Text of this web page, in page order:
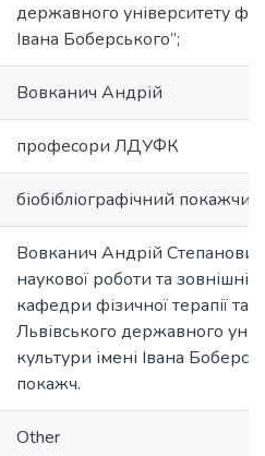
державного університету
Івана Боберського”;
Вовканич Андрій
професори ЛДУФК
біобібліографічний покажчик
Вовканич Андрій
наукової роботи та
кафедри фізичної терапії та
Львівського державного
культури імені Івана
покажч.
Other